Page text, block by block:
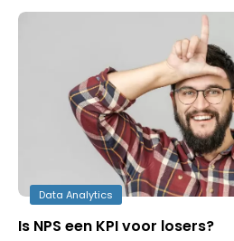
Data Analytics
Is NPS een KPI voor losers?